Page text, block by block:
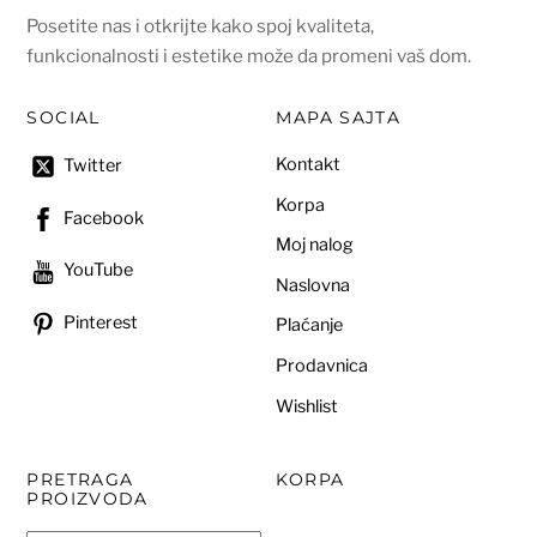
Posetite nas i otkrijte kako spoj kvaliteta,
funkcionalnosti i estetike može da promeni vaš dom.
SOCIAL
Twitter
Facebook
YouTube
Pinterest
MAPA SAJTA
Kontakt
Korpa
Moj nalog
Naslovna
Plaćanje
Prodavnica
Wishlist
PRETRAGA
PROIZVODA
KORPA